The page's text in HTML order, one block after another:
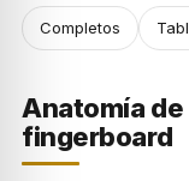
Completos
Anatomía
fingerboard